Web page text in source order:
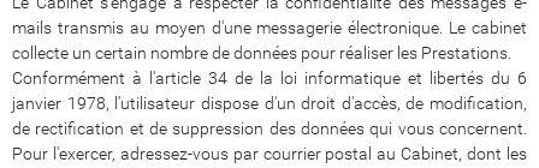
mails transmis au moyen d'une messagerie électronique. Le cabinet
collecte un certain nombre de données pour réaliser les Prestations.
Conformément à l'article 34 de la loi informatique et libertés du 6
janvier 1978, l'utilisateur dispose d'un droit d'accès, de modification,
de rectification et de suppression des données qui vous concernent.
Pour l'exercer, adressez-vous par courrier postal au Cabinet, dont les